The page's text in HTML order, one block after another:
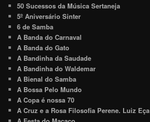
50 Sucessos da Música Sertaneja
5º Aniversário Sinter
6 de Samba
A Banda do Carnaval
A Banda do Gato
A Bandinha da Saudade
A Bandinha do Waldemar
A Bienal do Samba
A Bossa Pelo Mundo
A Copa é nossa 70
A Cruz e a Rosa Filosofia Perene. Luiz Eça